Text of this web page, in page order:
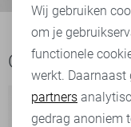
Ook het
Analytische
Marketing
Wij gebruiken
om je
functionele
werkt.
partners
gedrag anoniem